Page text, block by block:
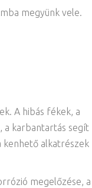
megyünk vele.
A hibás fékek, a
a karbantartás segít
kenhető alkatrészek
megelőzése, a